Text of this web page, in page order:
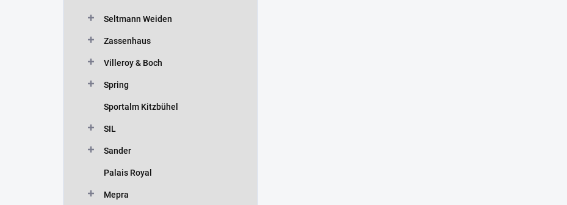
Seltmann Weiden
Zassenhaus
Villeroy & Boch
Spring
Sportalm Kitzbühel
SIL
Sander
Palais Royal
Mepra